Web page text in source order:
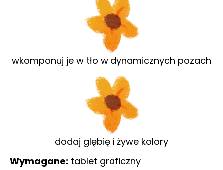
wkomponuj je w tło w dynamicznych pozach
dodaj glębię i żywe kolory
Wymagane: tablet graficzny